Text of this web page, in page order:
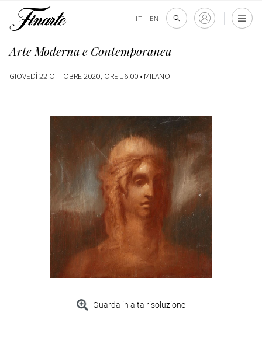
IT | EN
Arte Moderna e Contemporanea
GIOVEDÌ 22 OTTOBRE 2020, ORE 16:00 • MILANO
Guarda in alta risoluzione